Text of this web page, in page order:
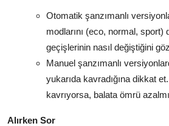
Otomatik şanzımanlı
modlarını (eco, normal,
geçişlerinin nasıl değiştiğini
Manuel şanzımanlı
yukarıda kavradığına dikkat
kavrıyorsa, balata ömrü
Alırken Sor